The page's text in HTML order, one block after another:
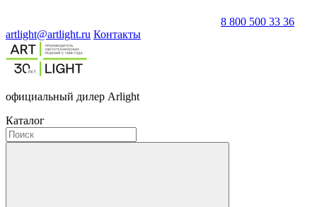
8 800 500 33 36
artlight@artlight.ru Контакты
официальный дилер Arlight
Каталог